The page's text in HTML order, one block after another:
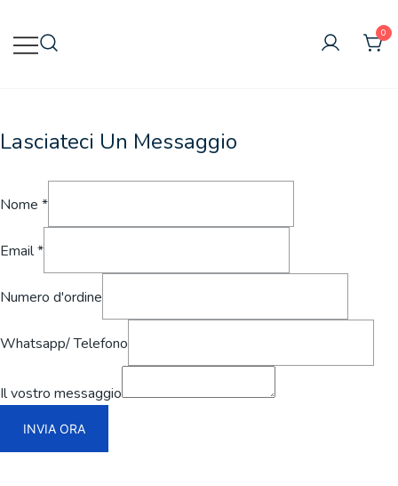
contenuto
0
Lasciateci Un Messaggio
Nome *
Email*
Numero d'ordine
Whatsapp/ Telefono
Il vostro messaggio
INVIA ORA